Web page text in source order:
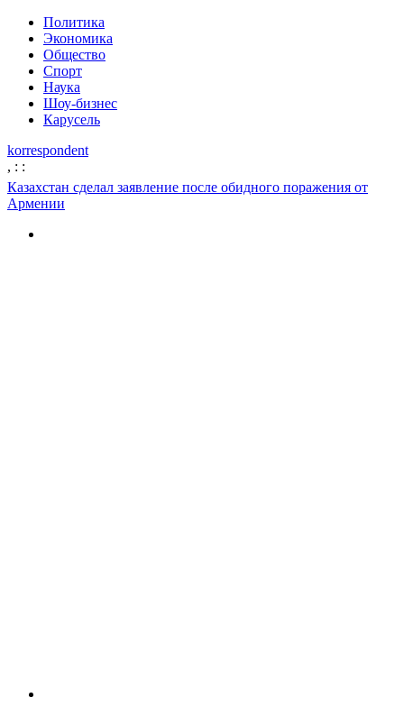
Политика
Экономика
Общество
Спорт
Наука
Шоу-бизнес
Карусель
korrespondent
, : :
Казахстан сделал заявление после обидного поражения от
Армении